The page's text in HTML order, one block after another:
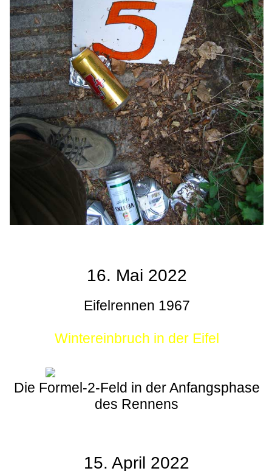
16. Mai 2022
Eifelrennen 1967
Wintereinbruch in der Eifel
Die Formel-2-Feld in der Anfangsphase
des Rennens
15. April 2022